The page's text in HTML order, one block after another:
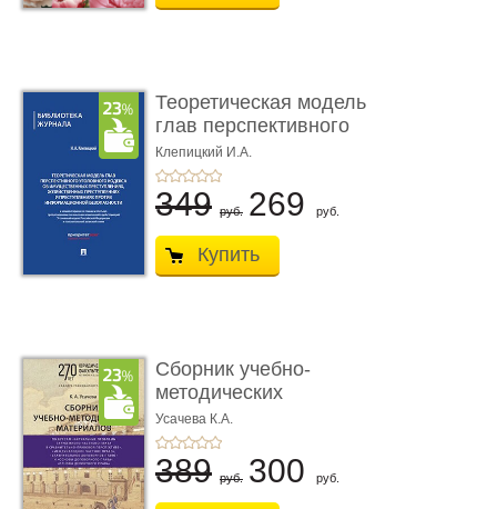
Теоретическая модель
глав перспективного
УК о ...
Клепицкий И.А.
349 руб. 269 руб.
Купить
Сборник учебно-
методических
материалов по кур ...
Усачева К.А.
389 руб. 300 руб.